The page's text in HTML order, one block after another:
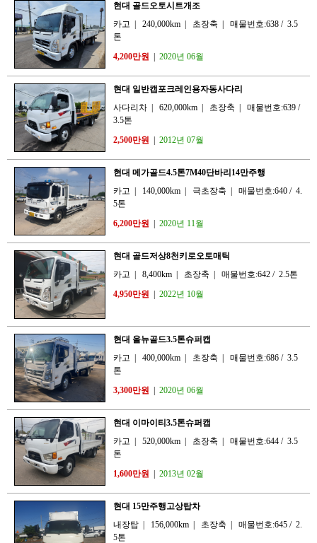
현대 골드오토시트개조
카고
240,000km 초장축 매물번호:638 / 3.5
톤
4,200만원
2020년 06월
현대 일반캡포크레인용자동사다리
사다리차
620,000km 초장축 매물번호:639 /
3.5톤
2,500만원
2012년 07월
현대 메가골드4.5톤7M40단바리14만주행
카고
140,000km 극초장축 매물번호:640 / 4.
5톤
6,200만원
2020년 11월
현대 골드저상8천키로오토매틱
카고
8,400km 초장축 매물번호:642 / 2.5톤
4,950만원
2022년 10월
현대 올뉴골드3.5톤슈퍼캡
카고
400,000km 초장축 매물번호:686 / 3.5
톤
3,300만원
2020년 06월
현대 이마이티3.5톤슈퍼캡
카고
520,000km 초장축 매물번호:644 / 3.5
톤
1,600만원
2013년 02월
현대 15만주행고상탑차
내장탑
156,000km 초장축 매물번호:645 / 2.
5톤